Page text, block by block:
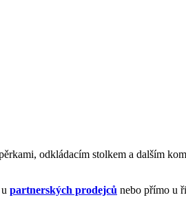
odkládacím stolkem a dalším
u partnerských prodejců nebo přímo u